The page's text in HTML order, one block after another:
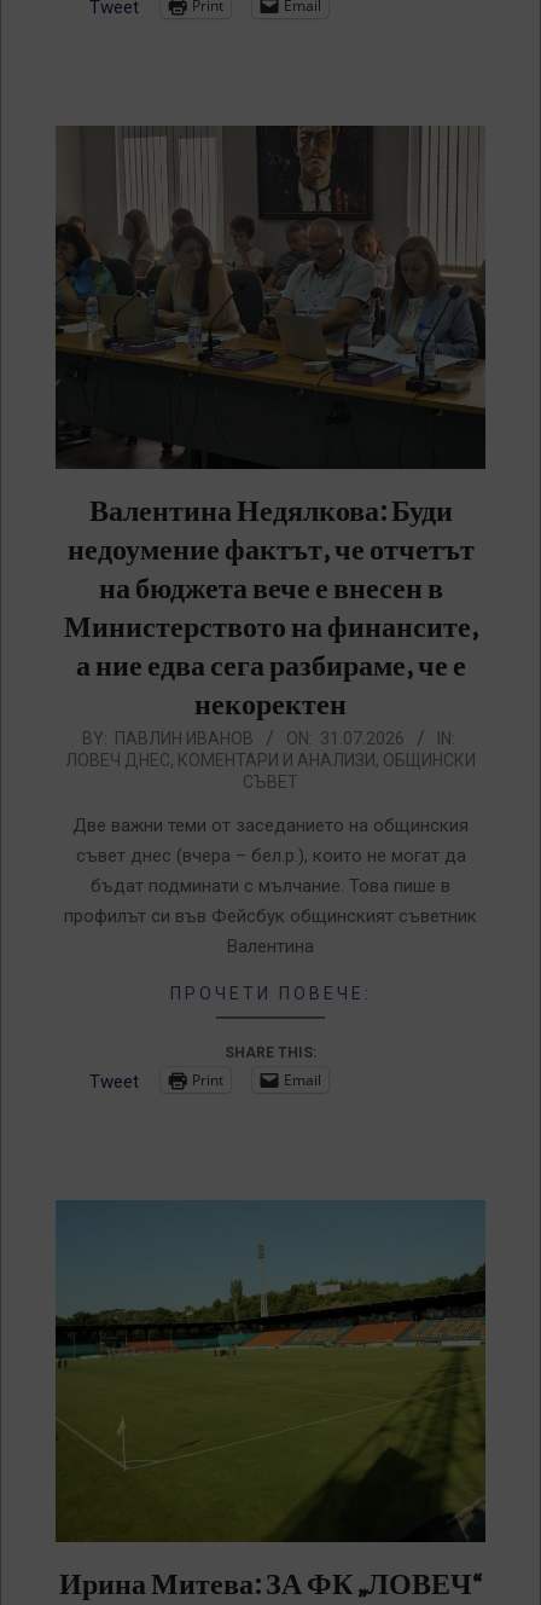
Tweet Print Email
Валентина Недялкова: Буди
недоумение фактът, че отчетът
на бюджета вече е внесен в
Министерството на финансите,
а ние едва сега разбираме, че е
некоректен
2026-
07-
BY: ПАВЛИН ИВАНОВ ON: 31.07.2026
IN:
ЛОВЕЧ ДНЕС, КОМЕНТАРИ И АНАЛИЗИ, ОБЩИНСКИ
СЪВЕТ
Две важни теми от заседанието на общинския
съвет днес (вчера – бел.р.), които не могат да
бъдат подминати с мълчание. Това пише в
профилът си във Фейсбук общинският съветник
Валентина
ПРОЧЕТИ ПОВЕЧЕ:
SHARE THIS:
Tweet Print Email
Ирина Митева: ЗА ФК „ЛОВЕЧ“